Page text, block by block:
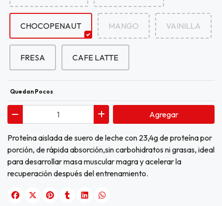
CHOCOPENAUT MANGO VAINILLA
FRESA CAFE LATTE
Quedan Pocos
Agregar
Proteína aislada de suero de leche con 23,4g de proteína por
porción, de rápida absorción,sin carbohidratos ni grasas, ideal
para desarrollar masa muscular magra y acelerar la
recuperación después del entrenamiento.